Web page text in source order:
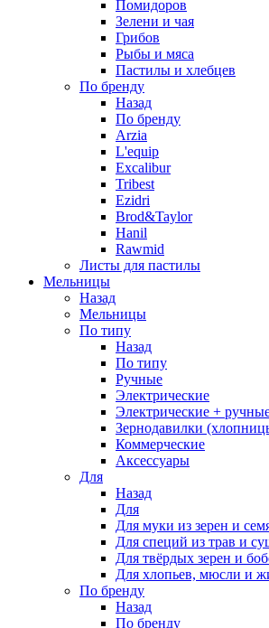
Помидоров
Зелени и чая
Грибов
Рыбы и мяса
Пастилы и хлебцев
По бренду
Назад
По бренду
Arzia
L'equip
Excalibur
Tribest
Ezidri
Brod&Taylor
Hanil
Rawmid
Листы для пастилы
Мельницы
Назад
Мельницы
По типу
Назад
По типу
Ручные
Электрические
Электрические +
Зернодавилки
Коммерческие
Аксессуары
Для
Назад
Для
Для муки из зерен и
Для специй из трав и
Для твёрдых зерен и
Для хлопьев, мюсли и
По бренду
Назад
По бренду